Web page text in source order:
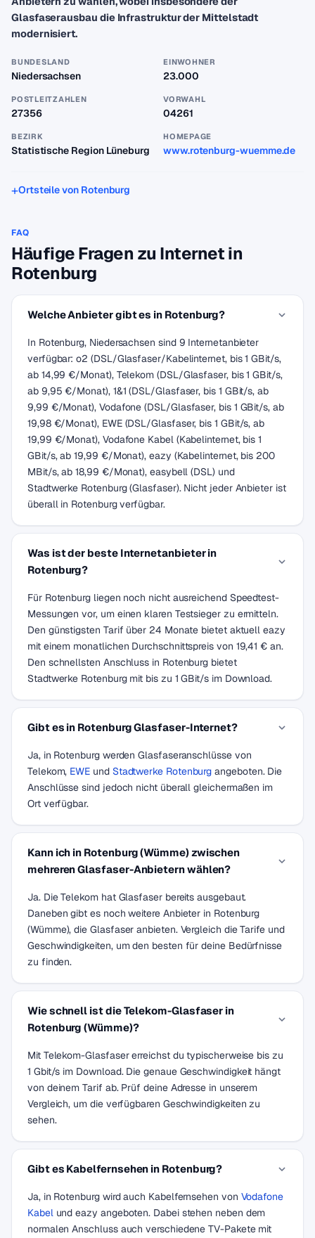
Glasfaserausbau die Infrastruktur der Mittelstadt
modernisiert.
BUNDESLAND
Niedersachsen
EINWOHNER
23.000
POSTLEITZAHLEN
27356
VORWAHL
04261
BEZIRK
Statistische Region Lüneburg
HOMEPAGE
www.rotenburg-wuemme.de
Ortsteile von Rotenburg
FAQ
Häufige Fragen zu Internet in
Rotenburg
Welche Anbieter gibt es in Rotenburg?
In Rotenburg, Niedersachsen sind 9 Internetanbieter
verfügbar: o2 (DSL/Glasfaser/Kabelinternet, bis 1 GBit/s,
ab 14,99 €/Monat), Telekom (DSL/Glasfaser, bis 1 GBit/s,
ab 9,95 €/Monat), 1&1 (DSL/Glasfaser, bis 1 GBit/s, ab
9,99 €/Monat), Vodafone (DSL/Glasfaser, bis 1 GBit/s, ab
19,98 €/Monat), EWE (DSL/Glasfaser, bis 1 GBit/s, ab
19,99 €/Monat), Vodafone Kabel (Kabelinternet, bis 1
GBit/s, ab 19,99 €/Monat), eazy (Kabelinternet, bis 200
MBit/s, ab 18,99 €/Monat), easybell (DSL) und
Stadtwerke Rotenburg (Glasfaser). Nicht jeder Anbieter ist
überall in Rotenburg verfügbar.
Was ist der beste Internetanbieter in
Rotenburg?
Für Rotenburg liegen noch nicht ausreichend Speedtest-
Messungen vor, um einen klaren Testsieger zu ermitteln.
Den günstigsten Tarif über 24 Monate bietet aktuell eazy
mit einem monatlichen Durchschnittspreis von 19,41 € an.
Den schnellsten Anschluss in Rotenburg bietet
Stadtwerke Rotenburg mit bis zu 1 GBit/s im Download.
Gibt es in Rotenburg Glasfaser-Internet?
Ja, in Rotenburg werden Glasfaseranschlüsse von
Telekom, EWE und Stadtwerke Rotenburg angeboten. Die
Anschlüsse sind jedoch nicht überall gleichermaßen im
Ort verfügbar.
Kann ich in Rotenburg (Wümme) zwischen
mehreren Glasfaser-Anbietern wählen?
Ja. Die Telekom hat Glasfaser bereits ausgebaut.
Daneben gibt es noch weitere Anbieter in Rotenburg
(Wümme), die Glasfaser anbieten. Vergleich die Tarife und
Geschwindigkeiten, um den besten für deine Bedürfnisse
zu finden.
Wie schnell ist die Telekom-Glasfaser in
Rotenburg (Wümme)?
Mit Telekom-Glasfaser erreichst du typischerweise bis zu
1 Gbit/s im Download. Die genaue Geschwindigkeit hängt
von deinem Tarif ab. Prüf deine Adresse in unserem
Vergleich, um die verfügbaren Geschwindigkeiten zu
sehen.
Gibt es Kabelfernsehen in Rotenburg?
Ja, in Rotenburg wird auch Kabelfernsehen von Vodafone
Kabelund eazy angeboten. Dabei stehen neben dem
normalen Anschluss auch verschiedene TV-Pakete mit